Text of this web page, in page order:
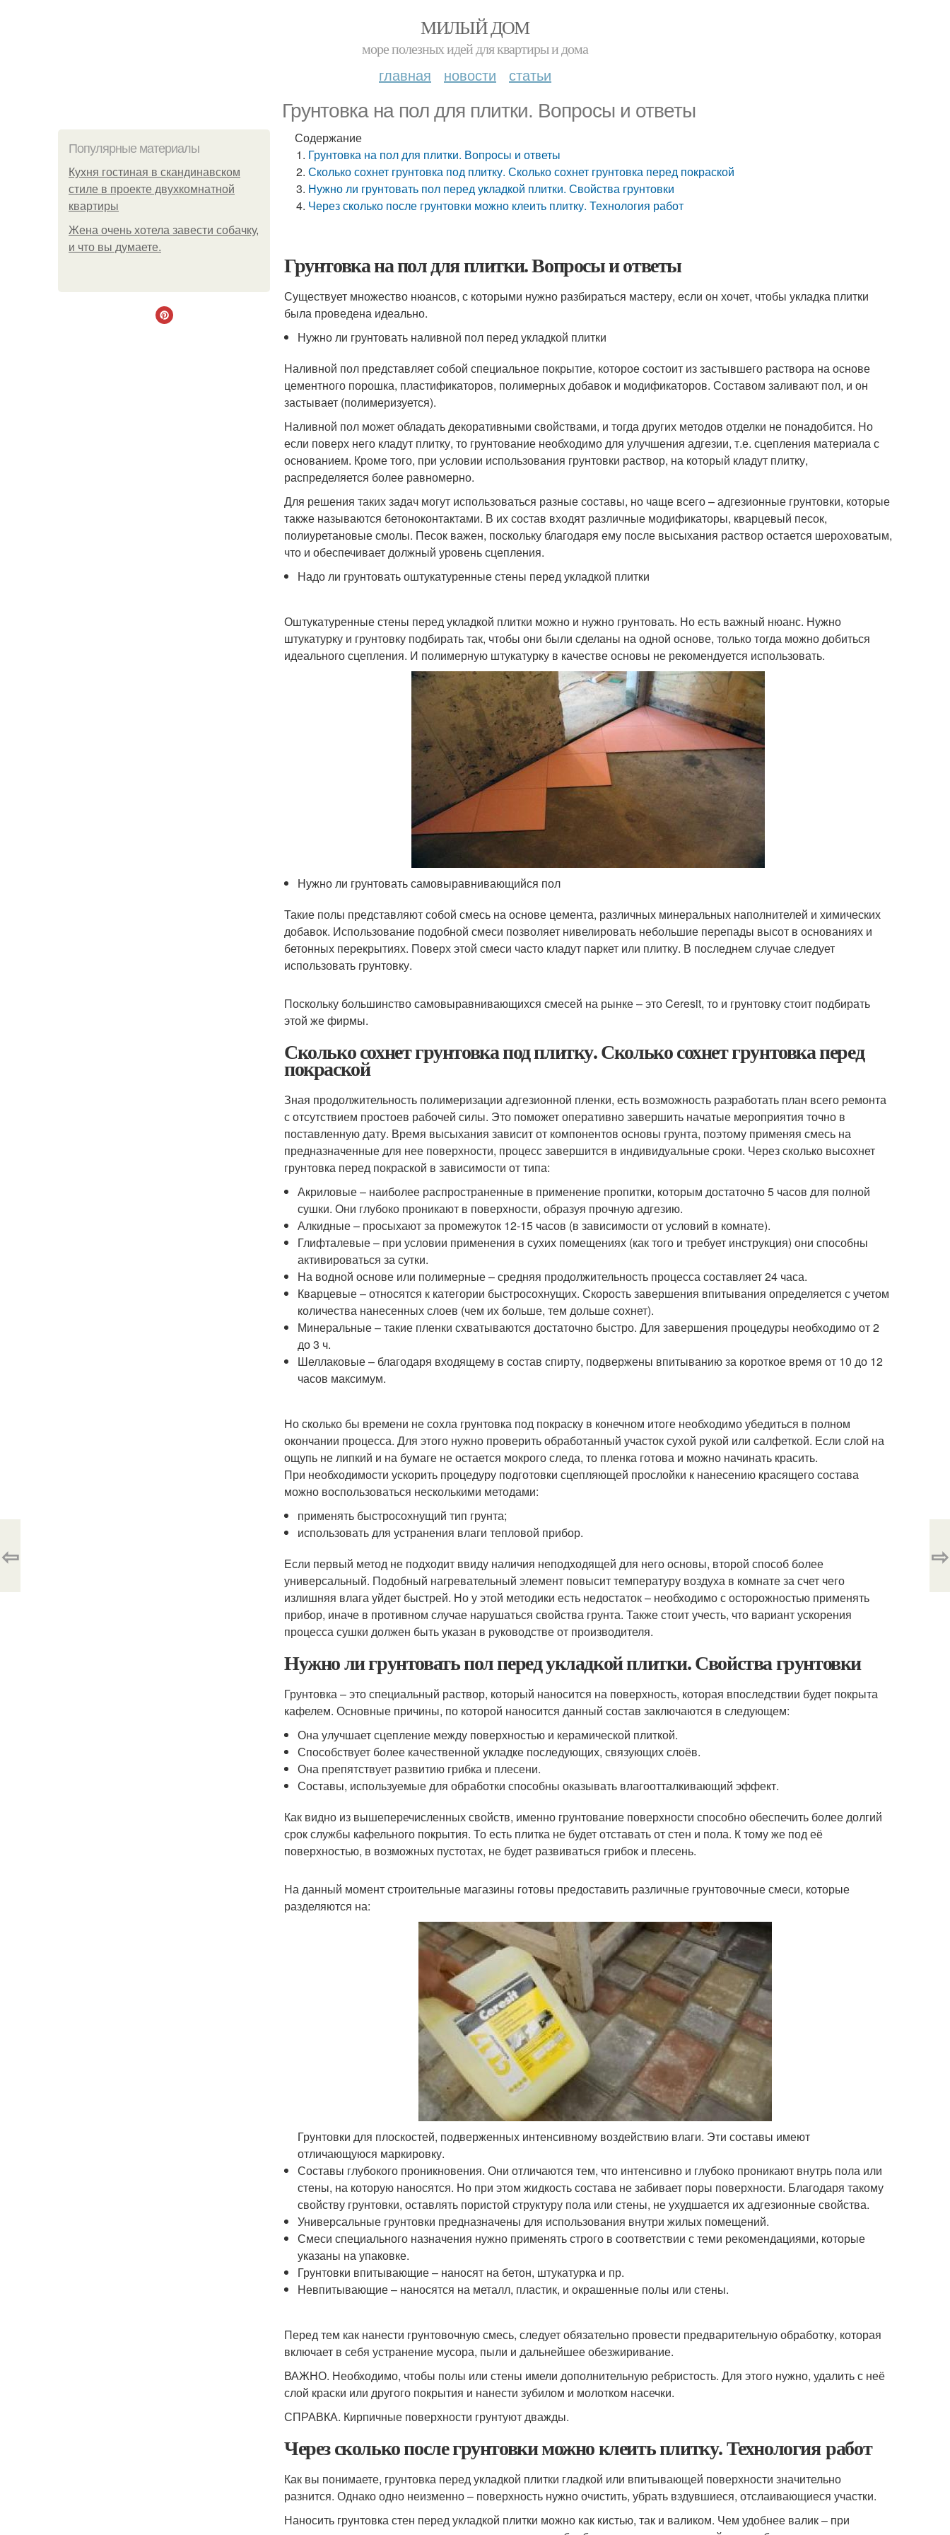
МИЛЫЙ ДОМ
море полезных идей для квартиры и дома
главная новости статьи
Грунтовка на пол для плитки. Вопросы и ответы
Популярные материалы
Кухня гостиная в скандинавском
стиле в проекте двухкомнатной
квартиры
Жена очень хотела завести собачку,
и что вы думаете.
Содержание
Грунтовка на пол для плитки. Вопросы и ответы
Сколько сохнет грунтовка под плитку. Сколько сохнет грунтовка перед покраской
Нужно ли грунтовать пол перед укладкой плитки. Свойства грунтовки
Через сколько после грунтовки можно клеить плитку. Технология работ
Грунтовка на пол для плитки. Вопросы и ответы
Существует множество нюансов, с которыми нужно разбираться мастеру, если он хочет, чтобы укладка плитки
была проведена идеально.
Нужно ли грунтовать наливной пол перед укладкой плитки
Наливной пол представляет собой специальное покрытие, которое состоит из застывшего раствора на основе
цементного порошка, пластификаторов, полимерных добавок и модификаторов. Составом заливают пол, и он
застывает (полимеризуется).
Наливной пол может обладать декоративными свойствами, и тогда других методов отделки не понадобится. Но
если поверх него кладут плитку, то грунтование необходимо для улучшения адгезии, т.е. сцепления материала с
основанием. Кроме того, при условии использования грунтовки раствор, на который кладут плитку,
распределяется более равномерно.
Для решения таких задач могут использоваться разные составы, но чаще всего – адгезионные грунтовки, которые
также называются бетоноконтактами. В их состав входят различные модификаторы, кварцевый песок,
полиуретановые смолы. Песок важен, поскольку благодаря ему после высыхания раствор остается шероховатым,
что и обеспечивает должный уровень сцепления.
Надо ли грунтовать оштукатуренные стены перед укладкой плитки
Оштукатуренные стены перед укладкой плитки можно и нужно грунтовать. Но есть важный нюанс. Нужно
штукатурку и грунтовку подбирать так, чтобы они были сделаны на одной основе, только тогда можно добиться
идеального сцепления. И полимерную штукатурку в качестве основы не рекомендуется использовать.
Нужно ли грунтовать самовыравнивающийся пол
Такие полы представляют собой смесь на основе цемента, различных минеральных наполнителей и химических
добавок. Использование подобной смеси позволяет нивелировать небольшие перепады высот в основаниях и
бетонных перекрытиях. Поверх этой смеси часто кладут паркет или плитку. В последнем случае следует
использовать грунтовку.
Поскольку большинство самовыравнивающихся смесей на рынке – это Ceresit, то и грунтовку стоит подбирать
этой же фирмы.
Сколько сохнет грунтовка под плитку. Сколько сохнет грунтовка перед
покраской
Зная продолжительность полимеризации адгезионной пленки, есть возможность разработать план всего ремонта
с отсутствием простоев рабочей силы. Это поможет оперативно завершить начатые мероприятия точно в
поставленную дату. Время высыхания зависит от компонентов основы грунта, поэтому применяя смесь на
предназначенные для нее поверхности, процесс завершится в индивидуальные сроки. Через сколько высохнет
грунтовка перед покраской в зависимости от типа:
Акриловые – наиболее распространенные в применение пропитки, которым достаточно 5 часов для полной
сушки. Они глубоко проникают в поверхности, образуя прочную адгезию.
Алкидные – просыхают за промежуток 12-15 часов (в зависимости от условий в комнате).
Глифталевые – при условии применения в сухих помещениях (как того и требует инструкция) они способны
активироваться за сутки.
На водной основе или полимерные – средняя продолжительность процесса составляет 24 часа.
Кварцевые – относятся к категории быстросохнущих. Скорость завершения впитывания определяется с учетом
количества нанесенных слоев (чем их больше, тем дольше сохнет).
Минеральные – такие пленки схватываются достаточно быстро. Для завершения процедуры необходимо от 2
до 3 ч.
Шеллаковые – благодаря входящему в состав спирту, подвержены впитыванию за короткое время от 10 до 12
часов максимум.
Но сколько бы времени не сохла грунтовка под покраску в конечном итоге необходимо убедиться в полном
окончании процесса. Для этого нужно проверить обработанный участок сухой рукой или салфеткой. Если слой на
ощупь не липкий и на бумаге не остается мокрого следа, то пленка готова и можно начинать красить.
При необходимости ускорить процедуру подготовки сцепляющей прослойки к нанесению красящего состава
можно воспользоваться несколькими методами:
применять быстросохнущий тип грунта;
использовать для устранения влаги тепловой прибор.
Если первый метод не подходит ввиду наличия неподходящей для него основы, второй способ более
универсальный. Подобный нагревательный элемент повысит температуру воздуха в комнате за счет чего
излишняя влага уйдет быстрей. Но у этой методики есть недостаток – необходимо с осторожностью применять
прибор, иначе в противном случае нарушаться свойства грунта. Также стоит учесть, что вариант ускорения
процесса сушки должен быть указан в руководстве от производителя.
Нужно ли грунтовать пол перед укладкой плитки. Свойства грунтовки
Грунтовка – это специальный раствор, который наносится на поверхность, которая впоследствии будет покрыта
кафелем. Основные причины, по которой наносится данный состав заключаются в следующем:
Она улучшает сцепление между поверхностью и керамической плиткой.
Способствует более качественной укладке последующих, связующих слоёв.
Она препятствует развитию грибка и плесени.
Составы, используемые для обработки способны оказывать влагоотталкивающий эффект.
Как видно из вышеперечисленных свойств, именно грунтование поверхности способно обеспечить более долгий
срок службы кафельного покрытия. То есть плитка не будет отставать от стен и пола. К тому же под её
поверхностью, в возможных пустотах, не будет развиваться грибок и плесень.
На данный момент строительные магазины готовы предоставить различные грунтовочные смеси, которые
разделяются на:
Грунтовки для плоскостей, подверженных интенсивному воздействию влаги. Эти составы имеют
отличающуюся маркировку.
Составы глубокого проникновения. Они отличаются тем, что интенсивно и глубоко проникают внутрь пола или
стены, на которую наносятся. Но при этом жидкость состава не забивает поры поверхности. Благодаря такому
свойству грунтовки, оставлять пористой структуру пола или стены, не ухудшается их адгезионные свойства.
Универсальные грунтовки предназначены для использования внутри жилых помещений.
Смеси специального назначения нужно применять строго в соответствии с теми рекомендациями, которые
указаны на упаковке.
Грунтовки впитывающие – наносят на бетон, штукатурка и пр.
Невпитывающие – наносятся на металл, пластик, и окрашенные полы или стены.
Перед тем как нанести грунтовочную смесь, следует обязательно провести предварительную обработку, которая
включает в себя устранение мусора, пыли и дальнейшее обезжиривание.
ВАЖНО. Необходимо, чтобы полы или стены имели дополнительную ребристость. Для этого нужно, удалить с неё
слой краски или другого покрытия и нанести зубилом и молотком насечки.
СПРАВКА. Кирпичные поверхности грунтуют дважды.
Через сколько после грунтовки можно клеить плитку. Технология работ
Как вы понимаете, грунтовка перед укладкой плитки гладкой или впитывающей поверхности значительно
разнится. Однако одно неизменно – поверхность нужно очистить, убрать вздувшиеся, отслаивающиеся участки.
Наносить грунтовка стен перед укладкой плитки можно как кистью, так и валиком. Чем удобнее валик – при
⇦ ⇨